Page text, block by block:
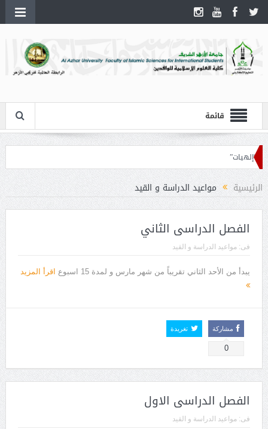
قائمة
الرئيسية مواعيد الدراسة و القيد
الفصل الدراسى الثاني
فى: مواعيد الدراسة و القيد
يبدأ من الأحد الثاني تقريباً من شهر مارس و لمدة 15 اسبوع اقرأ المزيد
مشاركة
0
تغريدة
الفصل الدراسى الاول
فى: مواعيد الدراسة و القيد